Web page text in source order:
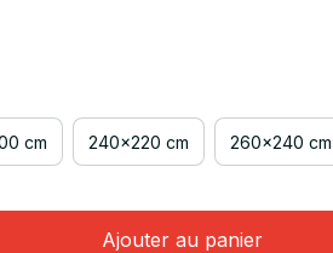
cm 240x220 cm 260x240 cm
Ajouter au panier